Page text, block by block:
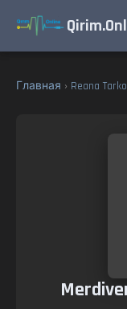
Главная › Reana